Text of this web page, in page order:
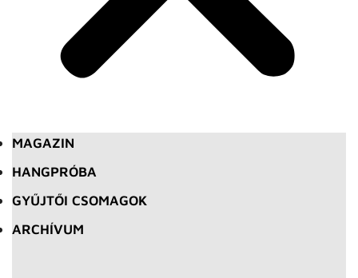
MAGAZIN
HANGPRÓBA
GYŰJTŐI CSOMAGOK
ARCHÍVUM